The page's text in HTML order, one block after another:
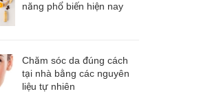
năng phổ biến hiện nay
Chăm sóc da đúng cách
tại nhà bằng các nguyên
liệu tự nhiên